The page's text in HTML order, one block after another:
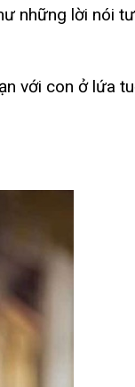
những lời nói
với con ở lứa